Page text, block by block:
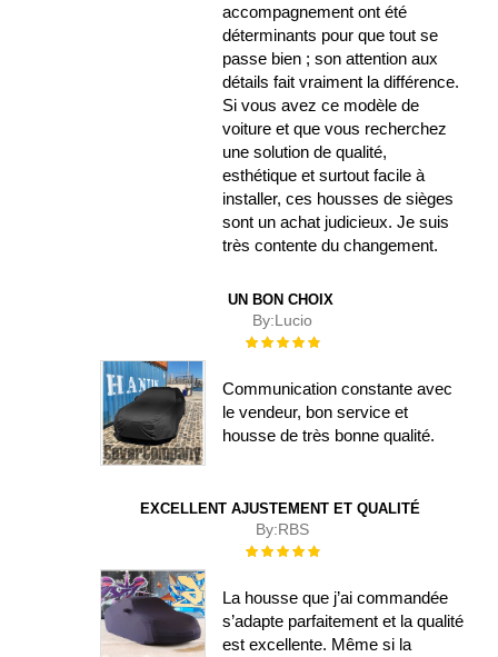
accompagnement ont été
déterminants pour que tout se
passe bien ; son attention aux
détails fait vraiment la différence.
Si vous avez ce modèle de
voiture et que vous recherchez
une solution de qualité,
esthétique et surtout facile à
installer, ces housses de sièges
sont un achat judicieux. Je suis
très contente du changement.
UN BON CHOIX
By:Lucio
Évaluation :
Communication constante avec
le vendeur, bon service et
housse de très bonne qualité.
EXCELLENT AJUSTEMENT ET QUALITÉ
By:RBS
Évaluation :
La housse que j’ai commandée
s’adapte parfaitement et la qualité
est excellente. Même si la